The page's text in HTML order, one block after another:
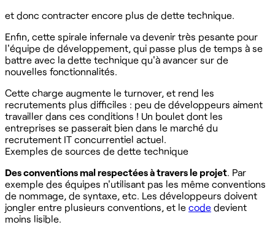
et donc contracter encore plus de dette technique.
Enfin, cette spirale infernale va devenir très pesante pour
l'équipe de développement, qui passe plus de temps à se
battre avec la dette technique qu'à avancer sur de
nouvelles fonctionnalités.
Cette charge augmente le turnover, et rend les
recrutements plus difficiles : peu de développeurs aiment
travailler dans ces conditions ! Un boulet dont les
entreprises se passerait bien dans le marché du
recrutement IT concurrentiel actuel.
Exemples de sources de dette technique
Des conventions mal respectées à travers le projet. Par
exemple des équipes n'utilisant pas les même conventions
de nommage, de syntaxe, etc. Les développeurs doivent
jongler entre plusieurs conventions, et le code devient
moins lisible.